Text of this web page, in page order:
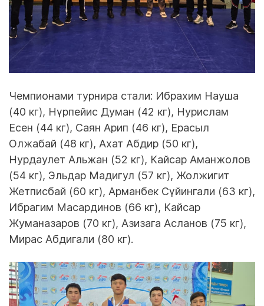
Чемпионами турнира стали: Ибрахим Науша
(40 кг), Нүрпейис Думан (42 кг), Нурислам
Есен (44 кг), Саян Арип (46 кг), Ерасыл
Олжабай (48 кг), Ахат Абдир (50 кг),
Нурдаулет Альжан (52 кг), Кайсар Аманжолов
(54 кг), Эльдар Мадигул (57 кг), Жолжигит
Жетписбай (60 кг), Арманбек Сүйингали (63 кг),
Ибрагим Масардинов (66 кг), Кайсар
Жуманазаров (70 кг), Азизага Асланов (75 кг),
Мирас Абдигали (80 кг).